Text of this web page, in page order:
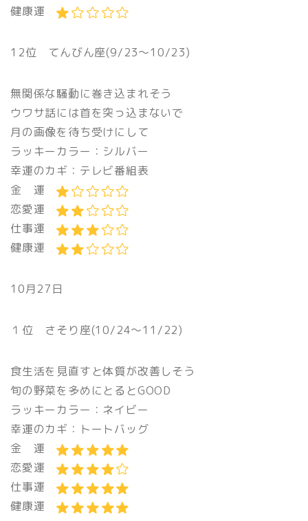
健康運
12位 てんびん座(9/23〜10/23)
無関係な騒動に巻き込まれそう
ウワサ話には首を突っ込まないで
月の画像を待ち受けにして
ラッキーカラー：シルバー
幸運のカギ：テレビ番組表
金 運
恋愛運
仕事運
健康運
10月27日
１位 さそり座(10/24〜11/22)
食生活を見直すと体質が改善しそう
旬の野菜を多めにとるとGOOD
ラッキーカラー：ネイビー
幸運のカギ：トートバッグ
金 運
恋愛運
仕事運
健康運